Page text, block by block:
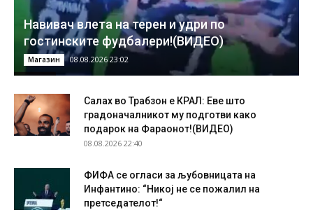
Навивач влета на терен и удри по
гостинските фудбалери!(ВИДЕО)
Магазин 08.08.2026 23:02
Салах во Трабзон е КРАЛ: Еве што
градоначалникот му подготви како
подарок на Фараонот!(ВИДЕО)
08.08.2026 22:40
ФИФА се огласи за љубовницата на
Инфантино: “Никој не се пожалил на
претседателот!“